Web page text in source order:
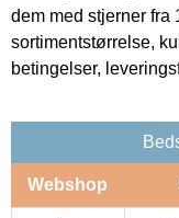
dem med stjerner fra
sortimentstørrelse,
betingelser,
Webshop